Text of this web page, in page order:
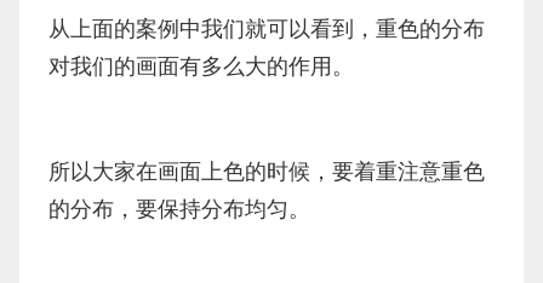
从上面的案例中我们就可以看到，重色的分布
对我们的画面有多么大的作用。
所以大家在画面上色的时候，要着重注意重色
的分布，要保持分布均匀。